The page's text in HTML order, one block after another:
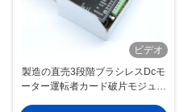
ビデオ
製造の直売3段階ブラシレスDcモ
ーター運転者カード破片モジュー